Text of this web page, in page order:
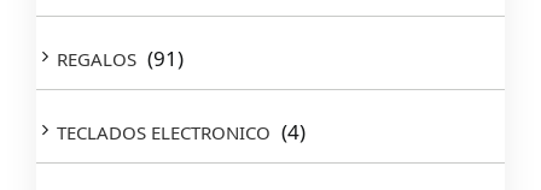
REGALOS (91)
TECLADOS ELECTRONICO (4)